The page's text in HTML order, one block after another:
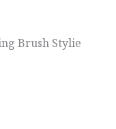
Brush Stylie